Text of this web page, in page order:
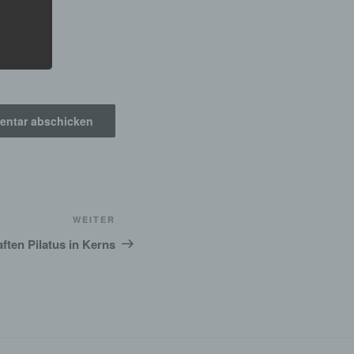
Beitrag
WEITER
Pilatus in Kerns
das